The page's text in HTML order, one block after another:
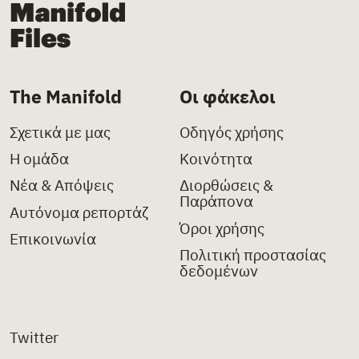
The Manifold
Σχετικά με μας
Η ομάδα
Νέα & Απόψεις
Αυτόνομα ρεπορτάζ
Επικοινωνία
Οι φάκελοι
Οδηγός χρήσης
Κοινότητα
Διορθώσεις &
Παράπονα
Όροι χρήσης
Πολιτική προστασίας
δεδομένων
Twitter